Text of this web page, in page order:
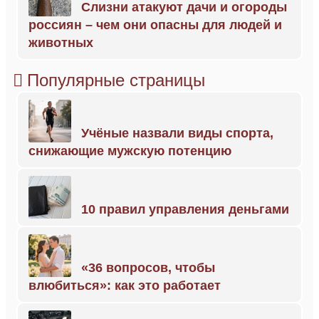
Слизни атакуют дачи и огороды
россиян – чем они опасны для людей и
животных
Популярные страницы
Учёные назвали виды спорта,
снижающие мужскую потенцию
10 правил управления деньгами
«36 вопросов, чтобы
влюбиться»: как это работает